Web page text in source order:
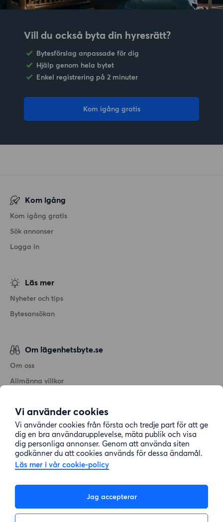
Vi använder cookies
Vi använder cookies från första och tredje part för att ge
dig en bra användarupplevelse, mäta publik och visa
dig personliga annonser. Genom att använda siten
godkänner du att cookies används för dessa ändamål.
Läs mer i vår cookie-policy
Jag accepterar
Vill du också byta din hyresrätt?
Bytesförslag anpassade för dig
Hjälp genom hela bytet
Enkel registrering på 2 minuter
Kom igång gratis
Kom igång
Kom igång gratis
Sök annonser
Logga in
Läs mer
Nyheter och tips
Bytesansökan
Om lägenhetsbyte.se
Om oss
Allmänna villkor
Cookiepolicy
Sitemap
Kundtjänst